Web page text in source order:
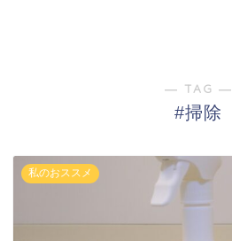
― TAG ―
#掃除
私のおススメ